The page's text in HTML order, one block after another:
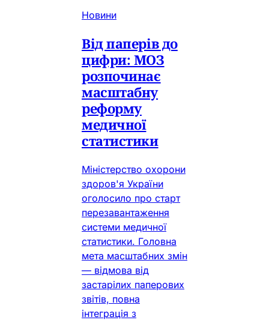
Новини
Від паперів до
цифри: МОЗ
розпочинає
масштабну
реформу
медичної
статистики
Міністерство охорони
здоров'я України
оголосило про старт
перезавантаження
системи медичної
статистики. Головна
мета масштабних змін
— відмова від
застарілих паперових
звітів, повна
інтеграція з